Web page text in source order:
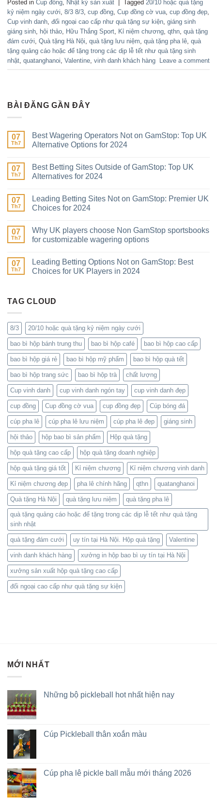
Posted in Cup đồng Nhật ký sản xuất Tagged 20/10 hoặc quà tặng
kỷ niệm ngày cưới 8/3 8/3 cup đồng Cup đồng cờ vua cup đồng đẹp
Cup vinh danh đối ngoại cao cấp như quà tặng sự kiện giáng sinh
giáng sinh hội thảo Hữu Thắng Sport Kỉ niệm chương qthn quà tặng
đám cưới Quà tặng Hà Nội quà tặng lưu niệm quà tặng pha lê quà
tặng quảng cáo hoặc để tặng trong các dịp lễ tết như quà tặng sinh
nhật quatanghanoi Valentine vinh danh khách hàng Leave a comment
BÀI ĐĂNG GẦN ĐÂY
07
Th7
Best Wagering Operators Not on GamStop: Top UK
Alternative Options for 2024
07
Th7
Best Betting Sites Outside of GamStop: Top UK
Alternatives for 2024
07
Th7
Leading Betting Sites Not on GamStop: Premier UK
Choices for 2024
07
Th7
Why UK players choose Non GamStop sportsbooks
for customizable wagering options
07
Th7
Leading Betting Options Not on GamStop: Best
Choices for UK Players in 2024
TAG CLOUD
8/3 20/10 hoặc quà tặng kỷ niệm ngày cưới
bao bì hộp bánh trung thu bao bì hộp café bao bì hộp cao cấp
bao bì hộp giá rẻ bao bì hộp mỹ phẩm bao bì hộp quà tết
bao bì hộp trang sức bao bì hộp trà chất lượng
Cup vinh danh cup vinh danh ngón tay cup vinh danh đẹp
cup đồng Cup đồng cờ vua cup đồng đẹp Cúp bóng đá
cúp pha lê cúp pha lê lưu niệm cúp pha lê đẹp giáng sinh
hội thảo hộp bao bì sản phẩm Hộp quà tặng
hộp quà tặng cao cấp hộp quà tặng doanh nghiệp
hộp quà tặng giá tốt Kỉ niệm chương Kỉ niệm chương vinh danh
Kỉ niệm chương đẹp pha lê chính hãng qthn quatanghanoi
Quà tặng Hà Nội quà tặng lưu niệm quà tặng pha lê
quà tặng quảng cáo hoặc để tặng trong các dịp lễ tết như quà tặng
sinh nhật
quà tặng đám cưới uy tín tại Hà Nội. Hộp quà tặng Valentine
vinh danh khách hàng xưởng in hộp bao bì uy tín tại Hà Nội
xưởng sản xuất hộp quà tặng cao cấp
đối ngoại cao cấp như quà tặng sự kiện
MỚI NHẤT
Những bộ pickleball hot nhất hiện nay
Cúp Pickleball thân xoắn màu
Cúp pha lê pickle ball mẫu mới tháng 2026